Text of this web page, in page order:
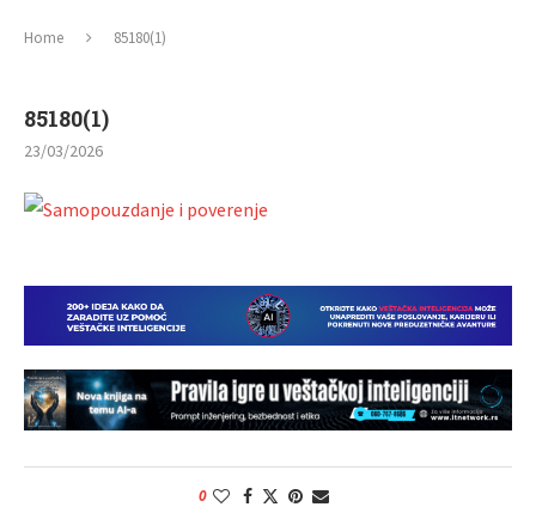
Home 85180(1)
85180(1)
23/03/2026
0